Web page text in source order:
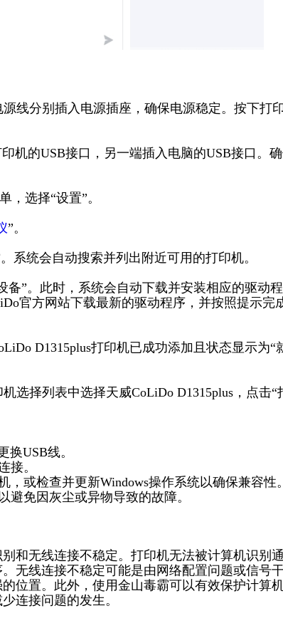
线分别插入电源插座，确保电源稳定。按下打
机的USB接口，另一端插入电脑的USB接口。
，选择“设置”。
”。
系统会自动搜索并列出附近可用的打印机。
备”。此时，系统会自动下载并安装相应的驱动程
官方网站下载最新的驱动程序，并按照提示完
D1315plus打印机已成功添加且状态显示为“
选择列表中选择天威CoLiDo D1315plus，点击“
USB线。
接。
或检查并更新Windows操作系统以确保兼容性。
免因灰尘或异物导致的故障。
和无线连接不稳定。打印机无法被计算机识别
无线连接不稳定可能是由网络配置问题或信号
位置。此外，使用金山毒霸可以有效保护计算
连接问题的发生。